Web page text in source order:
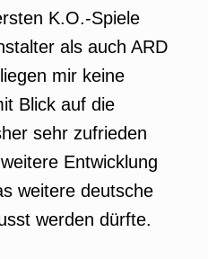
K.O.-Spiele
als auch ARD
mir keine
Blick auf die
sehr zufrieden
Entwicklung
weitere deutsche
werden dürfte.